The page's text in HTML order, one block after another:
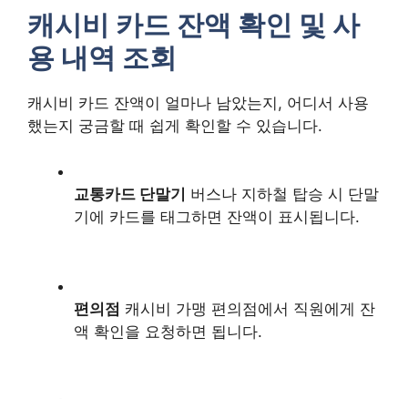
캐시비 카드 잔액 확인 및 사
용 내역 조회
캐시비 카드 잔액이 얼마나 남았는지, 어디서 사용
했는지 궁금할 때 쉽게 확인할 수 있습니다.
교통카드 단말기
버스나 지하철 탑승 시 단말
기에 카드를 태그하면 잔액이 표시됩니다.
편의점 캐시비 가맹 편의점에서 직원에게 잔
액 확인을 요청하면 됩니다.